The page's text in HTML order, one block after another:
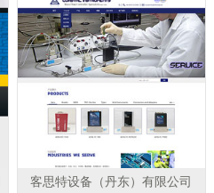
客思特设备（丹东）有限公司